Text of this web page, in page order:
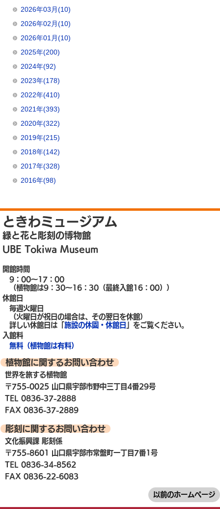
2026年03月(10)
2026年02月(10)
2026年01月(10)
2025年(200)
2024年(92)
2023年(178)
2022年(410)
2021年(393)
2020年(322)
2019年(215)
2018年(142)
2017年(328)
2016年(98)
ときわミュージアム
緑と花と彫刻の博物館
UBE Tokiwa Museum
開館時間
9：00～17：00
（植物館は9：30～16：30（最終入館16：00））
休館日
毎週火曜日
（火曜日が祝日の場合は、その翌日を休館）
詳しい休館日は「施設の休園・休館日
」をご覧ください。
入館料
無料（植物館は有料）
植物館に関するお問い合わせ
世界を旅する植物館
〒755-0025 山口県宇部市野中三丁目4番29号
TEL 0836-37-2888
FAX 0836-37-2889
彫刻に関するお問い合わせ
文化振興課 彫刻係
〒755-8601 山口県宇部市常盤町一丁目7番1号
TEL 0836-34-8562
FAX 0836-22-6083
以前のホームページ